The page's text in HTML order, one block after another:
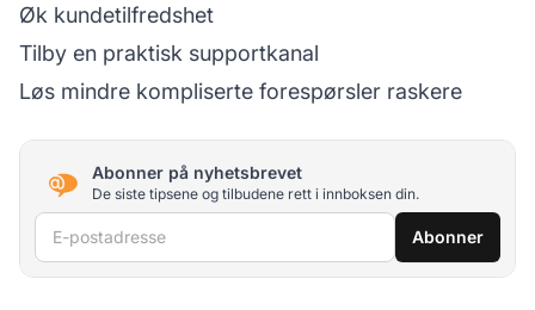
Øk kundetilfredshet
Tilby en praktisk supportkanal
Løs mindre kompliserte forespørsler raskere
Abonner på nyhetsbrevet
De siste tipsene og tilbudene rett i innboksen din.
E-postadresse Abonner